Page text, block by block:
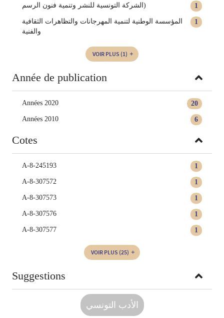
1 الشركة التونسية للنشر وتنمية فنون الرسم)
1
المؤسسة الوطنية لتنمية المهرجانات والتظاهرات الثقافية
والفنية
VOIR PLUS (1)
Année de publication
20
Années 2020
6
Années 2010
Cotes
1
A-8-245193
1
A-8-307572
1
A-8-307573
1
A-8-307576
1
A-8-307577
VOIR PLUS (25)
Suggestions
الأدب التونسي